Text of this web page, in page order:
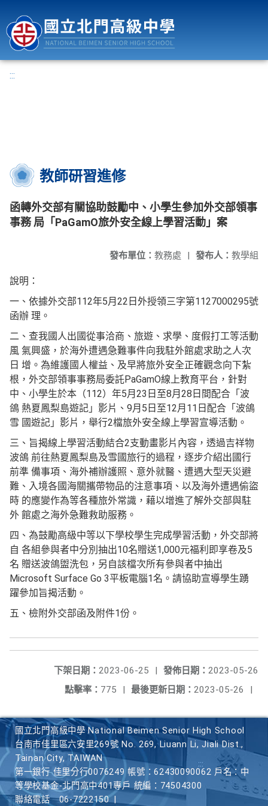
:::
教師研習進修
函轉外交部有關協助鼓勵中、小學生參加外交部領事
事務 局「PaGamO旅外安全線上學習活動」案
發布人： 教學組
發布單位： 教務處 |
說明：
一、依據外交部112年5月22日外授領三字第1127000295號
函辦 理。
二、查我國人出國從事洽商、旅遊、求學、度假打工等活動
風 氣興盛，於海外遭遇急難事件向我駐外館處求助之人次
日 增。為維護國人權益、及早將旅外安全正確觀念向下紮
根，外交部領事事務局委託PaGamO線上教育平台，針對
中、小學生於本（112）年5月23日至8月28日間配合「波
鴿 熱夏鳳梨島遊記」影片、9月5日至12月11日配合「波鴿
雪 國遊記」影片，舉行2檔旅外安全線上學習宣導活動。
三、旨揭線上學習活動結合2支動畫影片內容，透過吉祥物
波鴿 前往熱夏鳳梨島及雪國旅行的過程，逐步介紹出國行
前準 備事項、海外補辦護照、意外就醫、遭遇大型天災避
難、入境各國海關攜帶物品的注意事項、以及海外遭遇偷盜
時 的應變作為等各種旅外常識，藉以增進了解外交部與駐
外 館處之海外急難救助服務。
四、為鼓勵高級中等以下學校學生完成學習活動，外交部將
自 各組參與者中分別抽出10名贈送1,000元福利即享卷及5
名 贈送波鴿盥洗包，另自該檔次所有參與者中抽出
Microsoft Surface Go 3平板電腦1名。請協助宣導學生踴
躍參加旨揭活動。
五、檢附外交部函及附件1份。
發佈日期： 2023-05-26
下架日期： 2023-06-25
|
最後更新日期： 2023-05-26 |
點擊率： 775 |
國立北門高級中學 National Beimen Senior High School
台南市佳里區六安里269號 No. 269, Liuann Li, Jiali Dist.,
Tainan City, TAIWAN
第一銀行 佳里分行0076249 帳號：62430090062 戶名：中
等學校基金-北門高中401專戶 統編：74504300
聯絡電話
06-7222150